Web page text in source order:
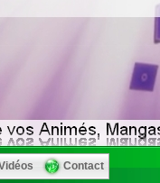
Contact